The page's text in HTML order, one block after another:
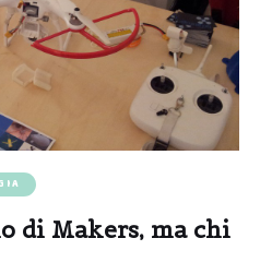
di Makers, ma chi